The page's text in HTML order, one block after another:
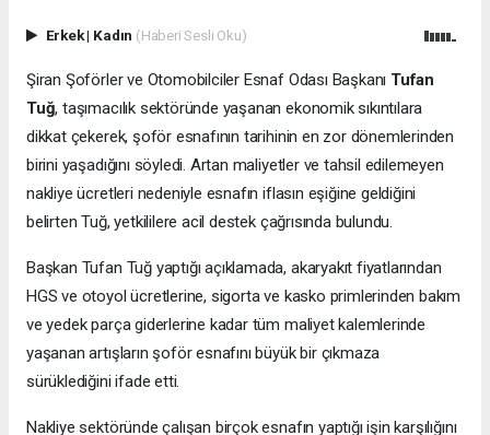
Erkek| Kadın (Haberi Sesli Oku)
Şiran Şoförler ve Otomobilciler Esnaf Odası Başkanı Tufan
Tuğ, taşımacılık sektöründe yaşanan ekonomik sıkıntılara
dikkat çekerek, şoför esnafının tarihinin en zor dönemlerinden
birini yaşadığını söyledi. Artan maliyetler ve tahsil edilemeyen
nakliye ücretleri nedeniyle esnafın iflasın eşiğine geldiğini
belirten Tuğ, yetkililere acil destek çağrısında bulundu.
Başkan Tufan Tuğ yaptığı açıklamada, akaryakıt fiyatlarından
HGS ve otoyol ücretlerine, sigorta ve kasko primlerinden bakım
ve yedek parça giderlerine kadar tüm maliyet kalemlerinde
yaşanan artışların şoför esnafını büyük bir çıkmaza
sürüklediğini ifade etti.
Nakliye sektöründe çalışan birçok esnafın yaptığı işin karşılığını